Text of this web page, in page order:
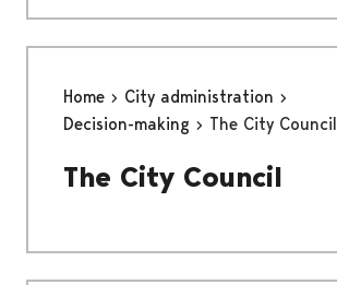
Home
City administration
Decision-making
The City Council
The City Council